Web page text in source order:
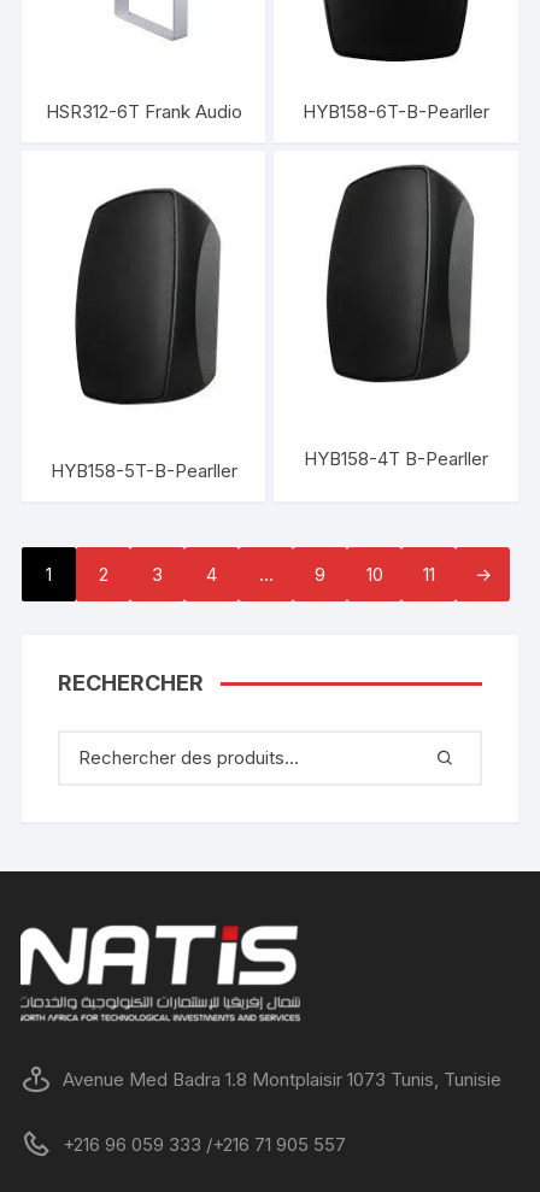
HSR312-6T Frank Audio HYB158-6T-B-Pearller
HYB158-5T-B-Pearller HYB158-4T B-Pearller
1 2 3 4 … 9 10 11 →
RECHERCHER
Avenue Med Badra 1.8 Montplaisir 1073 Tunis, Tunisie
+216 96 059 333 /+216 71 905 557